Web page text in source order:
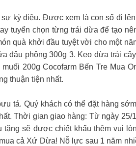
kỳ diệu. Được xem là con số đi
tuyển chọn từng trái dừa để tạo
quà khởi đầu tuyệt vời cho một
đậu phộng 300g 3. Kẹo dừa trái
200g Cocofarm Bến Tre Mua
thuận tiện nhất.
tá. Quý khách có thể đặt hàng
Thời gian giao hàng: Từ ngày
sẽ được chiết khấu thêm vui
cả Xứ Dừa! Nỗ lực sau 1 năm